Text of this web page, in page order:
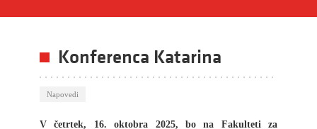
Konferenca Katarina
Napovedi
V četrtek, 16. oktobra 2025, bo na Fakulteti za